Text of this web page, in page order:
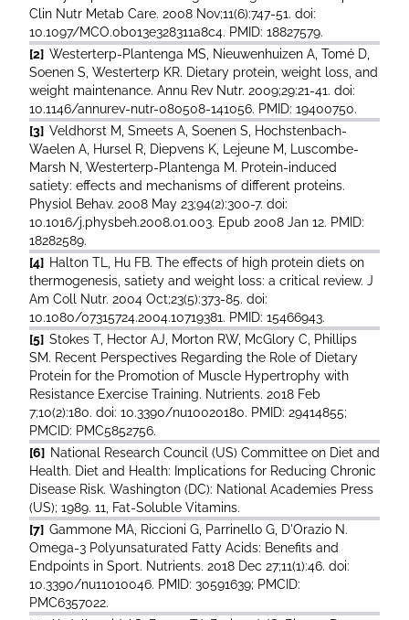
Clin Nutr Metab Care. 2008 Nov;11(6):747-51. doi:
10.1097/MCO.0b013e328311a8c4. PMID: 18827579.
[2] Westerterp-Plantenga MS, Nieuwenhuizen A, Tomé D,
Soenen S, Westerterp KR. Dietary protein, weight loss, and
weight maintenance. Annu Rev Nutr. 2009;29:21-41. doi:
10.1146/annurev-nutr-080508-141056. PMID: 19400750.
[3] Veldhorst M, Smeets A, Soenen S, Hochstenbach-
Waelen A, Hursel R, Diepvens K, Lejeune M, Luscombe-
Marsh N, Westerterp-Plantenga M. Protein-induced
satiety: effects and mechanisms of different proteins.
Physiol Behav. 2008 May 23;94(2):300-7. doi:
10.1016/j.physbeh.2008.01.003. Epub 2008 Jan 12. PMID:
18282589.
[4] Halton TL, Hu FB. The effects of high protein diets on
thermogenesis, satiety and weight loss: a critical review. J
Am Coll Nutr. 2004 Oct;23(5):373-85. doi:
10.1080/07315724.2004.10719381. PMID: 15466943.
[5] Stokes T, Hector AJ, Morton RW, McGlory C, Phillips
SM. Recent Perspectives Regarding the Role of Dietary
Protein for the Promotion of Muscle Hypertrophy with
Resistance Exercise Training. Nutrients. 2018 Feb
7;10(2):180. doi: 10.3390/nu10020180. PMID: 29414855;
PMCID: PMC5852756.
[6] National Research Council (US) Committee on Diet and
Health. Diet and Health: Implications for Reducing Chronic
Disease Risk. Washington (DC): National Academies Press
(US); 1989. 11, Fat-Soluble Vitamins.
[7] Gammone MA, Riccioni G, Parrinello G, D'Orazio N.
Omega-3 Polyunsaturated Fatty Acids: Benefits and
Endpoints in Sport. Nutrients. 2018 Dec 27;11(1):46. doi:
10.3390/nu11010046. PMID: 30591639; PMCID:
PMC6357022.